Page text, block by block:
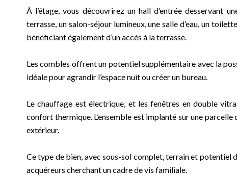
À l’étage, vous découvrirez un hall d’entrée desservant
terrasse, un salon-séjour lumineux, une salle d’eau, un
bénéficiant également d’un accès à la terrasse.
Les combles offrent un potentiel supplémentaire avec la
idéale pour agrandir l’espace nuit ou créer un bureau.
Le chauffage est électrique, et les fenêtres en double
confort thermique. L’ensemble est implanté sur une
extérieur.
Ce type de bien, avec sous-sol complet, terrain et potentiel
acquéreurs cherchant un cadre de vis familiale.